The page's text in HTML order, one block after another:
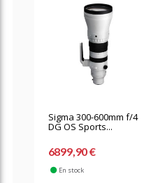
Sigma 300-600mm f/4
DG OS Sports...
6899,90 €
En stock